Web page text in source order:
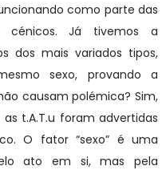
como parte das
cénicos. Já tivemos a
dos mais variados tipos,
sexo, provando a
causam polémica? Sim,
t.A.T.u foram advertidas
O fator “sexo” é uma
ato em si, mas pela